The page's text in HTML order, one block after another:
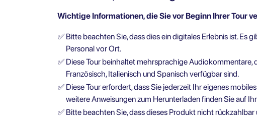
Wichtige Informationen, die Sie vor Beginn Ihrer Tour
✅ Bitte beachten Sie, dass dies ein digitales Erlebnis ist. Es
Personal vor Ort.
✅ Diese Tour beinhaltet mehrsprachige Audiokommentare,
Französisch, Italienisch und Spanisch verfügbar sind.
✅ Diese Tour erfordert, dass Sie jederzeit Ihr eigenes
weitere Anweisungen zum Herunterladen finden Sie auf
✅ Bitte beachten Sie, dass dieses Produkt nicht